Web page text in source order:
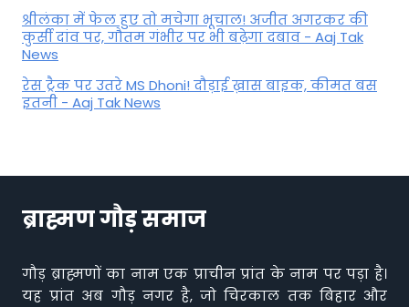
श्रीलंका में फेल हुए तो मचेगा भूचाल! अजीत अगरकर की
कुर्सी दांव पर, गौतम गंभीर पर भी बढ़ेगा दबाव - Aaj Tak
News
रेस ट्रैक पर उतरे MS Dhoni! दौड़ाई ख़ास बाइक, कीमत बस
इतनी - Aaj Tak News
ब्राह्मण गौड़ समाज
गौड़ ब्राह्मणों का नाम एक प्राचीन प्रांत के नाम पर पड़ा है।
यह प्रांत अब गौड़ नगर है, जो चिरकाल तक बिहार और